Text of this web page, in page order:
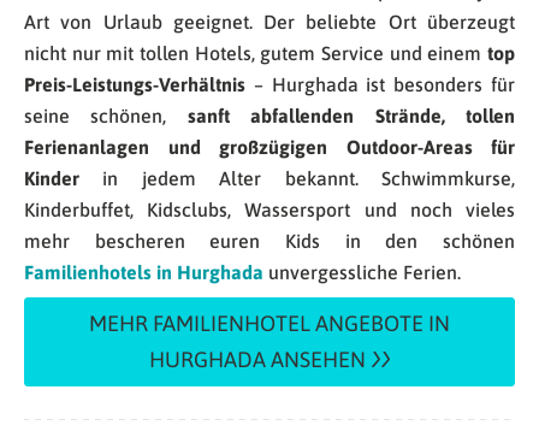
Art von Urlaub geeignet. Der beliebte Ort überzeugt
nicht nur mit tollen Hotels, gutem Service und einem top
Preis-Leistungs-Verhältnis – Hurghada ist besonders für
seine schönen, sanft abfallenden Strände, tollen
Ferienanlagen und großzügigen Outdoor-Areas für
Kinder in jedem Alter bekannt. Schwimmkurse,
Kinderbuffet, Kidsclubs, Wassersport und noch vieles
mehr bescheren euren Kids in den schönen
Familienhotels in Hurghada unvergessliche Ferien.
MEHR FAMILIENHOTEL ANGEBOTE IN
HURGHADA ANSEHEN